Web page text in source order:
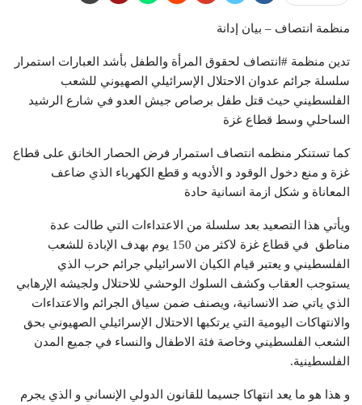
منظمة انتصاف – بيان إدانة
تدين منظمة #انتصاف لحقوق المرأة والطفل بأشد العبارات استمرار
سلسلة جرائم عدوان الاحتلال الإسرائيلي الصهيوني للشعب
الفلسطيني حيث قتل طفل برصاص جيش العدو في شارع الرشيد
الساحلي وسط قطاع غزة
كما تستنكر منظمه انتصاف استمرار فرض الحصار الخانق على قطاع
غزة و منع دخول الوقود و الأدويه و قطع الكهرباء الذي ضاعف
المعاناة و شكل ازمة انسانية حادة
ويأتي هذا التصعيد بعد سلسلة من الاعتداءات التي طالت عدة
مناطق في قطاع غزة لاكثر من 150 يوم بهدف الإبادة للشعب
الفلسطيني و يعتبر قيام الكيان الاسرائيلي جرائم حرب الذي
يستوجب العقاب وكشف السلوك الوحشي للاحتلال ولجيشه الإرهابي
الذي ياتي ضد الانسانية، ويصنف ضمن سياق الجرائم والاعتداءات
والانتهاكات اليومية التي يرتكبها الاحتلال الإسرائيلي الصهيوني بحق
الشعب الفلسطيني وخاصة فئة الاطفال والنساء في جميع المدن
الفلسطينية.
و هذا هو ما يعد انتهاكا جسيما للقانون الدولي الإنساني و الذي يجرم